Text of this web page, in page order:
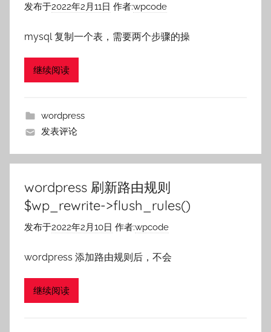
发布于2022年2月11日 作者:wpcode
mysql 复制一个表，需要两个步骤的操
继续阅读
wordpress
发表评论
wordpress 刷新路由规则
$wp_rewrite->flush_rules()
发布于2022年2月10日 作者:wpcode
wordpress 添加路由规则后，不会
继续阅读